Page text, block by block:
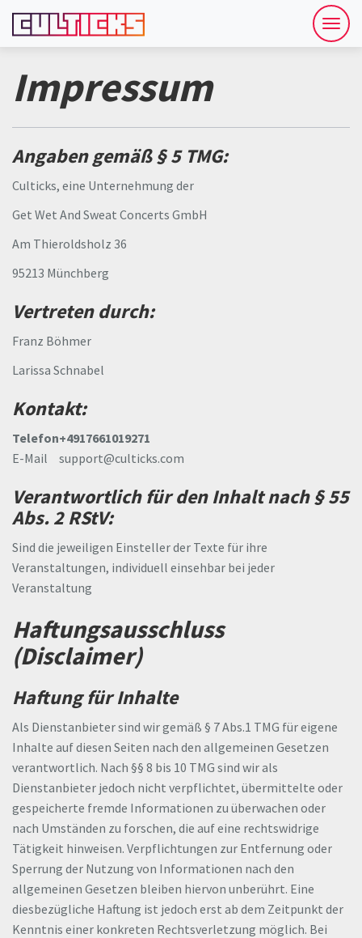
Menü
Impressum
Angaben gemäß § 5 TMG:
Culticks, eine Unternehmung der
Get Wet And Sweat Concerts GmbH
Am Thieroldsholz 36
95213 Münchberg
Vertreten durch:
Franz Böhmer
Larissa Schnabel
Kontakt:
Telefon+4917661019271
E-Mail
support@culticks.com
Verantwortlich für den Inhalt nach § 55
Abs. 2 RStV:
Sind die jeweiligen Einsteller der Texte für ihre
Veranstaltungen, individuell einsehbar bei jeder
Veranstaltung
Haftungsausschluss
(Disclaimer)
Haftung für Inhalte
Als Dienstanbieter sind wir gemäß § 7 Abs.1 TMG für eigene
Inhalte auf diesen Seiten nach den allgemeinen Gesetzen
verantwortlich. Nach §§ 8 bis 10 TMG sind wir als
Dienstanbieter jedoch nicht verpflichtet, übermittelte oder
gespeicherte fremde Informationen zu überwachen oder
nach Umständen zu forschen, die auf eine rechtswidrige
Tätigkeit hinweisen. Verpflichtungen zur Entfernung oder
Sperrung der Nutzung von Informationen nach den
allgemeinen Gesetzen bleiben hiervon unberührt. Eine
diesbezügliche Haftung ist jedoch erst ab dem Zeitpunkt der
Kenntnis einer konkreten Rechtsverletzung möglich. Bei